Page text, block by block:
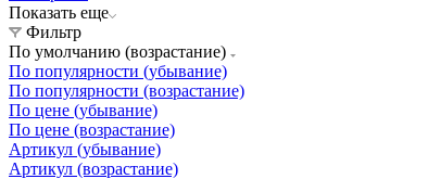
Показать еще
Фильтр
По умолчанию (возрастание)
По популярности (убывание)
По популярности (возрастание)
По цене (убывание)
По цене (возрастание)
Артикул (убывание)
Артикул (возрастание)